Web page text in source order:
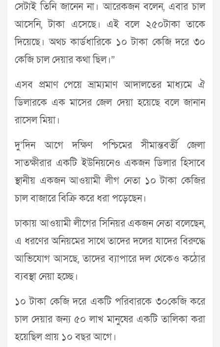
সেটাই তিনি জানেন না। আরেকজন বলেন, এবার চাল
আসেনি, টাকা এসেছে। এই বলে ২৫০টাকা তাকে
দিয়েছে। অথচ কার্ডধারিকে ১০ টাকা কেজি দরে ৩০
কেজি চাল দেয়ার কথা ছিল।”
এসব প্রমাণ পেয়ে ভ্রাম্যমাণ আদালতের মাধ্যমে ঐ
ডিলারকে এক মাসের জেল দেয়া হয়েছে বলে জানান
রাসেল মিয়া।
দু’দিন আগে দক্ষিণ পশ্চিমের সীমান্তবর্তী জেলা
সাতক্ষীরার একটি ইউনিয়নেও একজন ডিলার হিসাবে
স্থানীয় একজন আওয়ামী লীগ নেতা ১০ টাকা কেজির
চাল বাজারে বিক্রি করে ধরা পড়েছেন।
ঢাকায় আওয়ামী লীগের সিনিয়র একজন নেতা বলেছেন,
এ ধরণের অনিয়মের সাথে তাদের দলের যাদের বিরুদ্ধে
আভিযোগ আসছে, তাদের ব্যাপারে দল থেকেও কঠোর
ব্যবস্থা নেয়া হচ্ছে।
১০ টাকা কেজি দরে একটি পরিবারকে ৩০কেজি করে
চাল দেয়ার জন্য ৫০ লাখ মানুষের একটি তালিকা করা
হয়েছিল প্রায় ১০ বছর আগে।